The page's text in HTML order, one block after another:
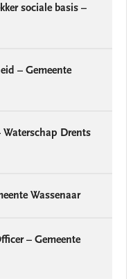
sociale basis –
– Gemeente
Drents
Wassenaar
– Gemeente